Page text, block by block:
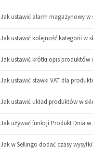
Jak ustawić alarm magazynowy w
Jak ustawić kolejność kategorii w
Jak ustawić krótki opis produktów
+
Jak ustawić stawki VAT dla
Jak ustawić układ produktów w
Jak używać funkcji Produkt Dnia w
Jak w Sellingo dodać czasy